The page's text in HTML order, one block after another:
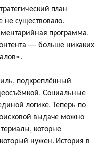
план
не существовало.
программа.
— больше никаких
подкреплённый
Социальные
логике. Теперь по
выдаче можно
которые
нужен. История в